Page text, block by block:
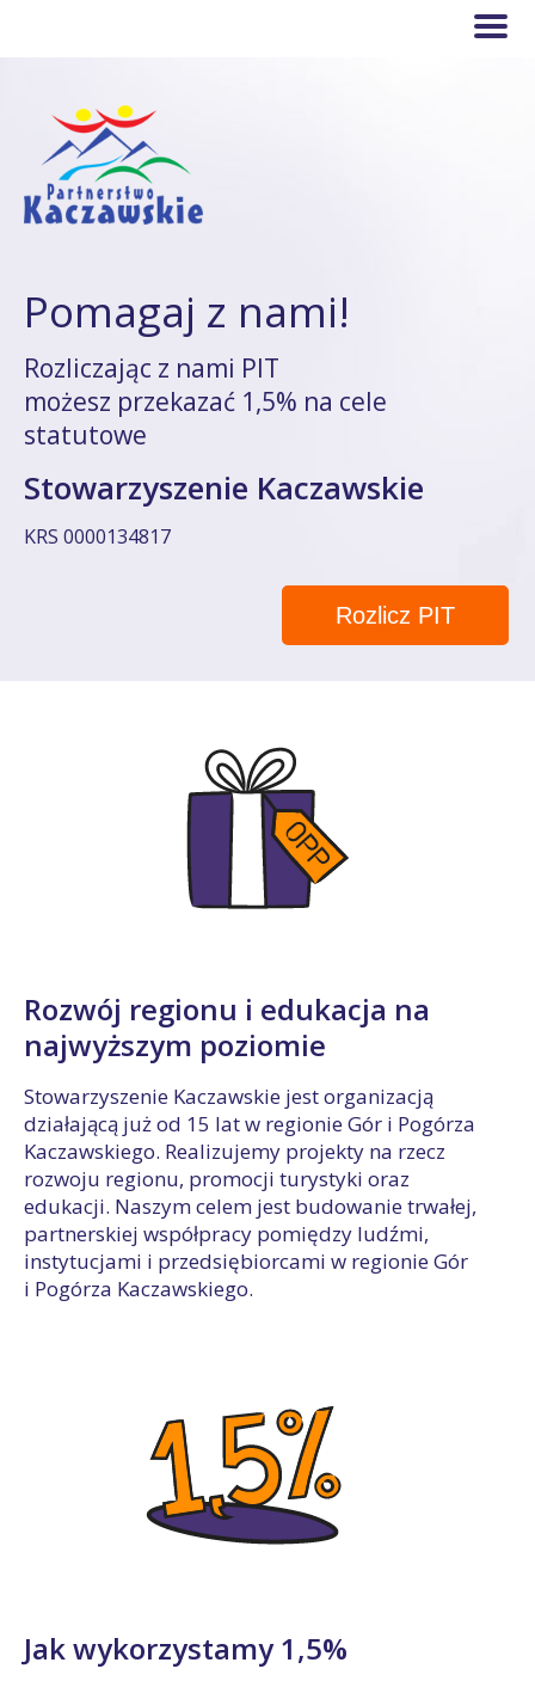
Pomagaj z nami!
Rozliczając z nami PIT
możesz przekazać 1,5% na cele
statutowe
Stowarzyszenie Kaczawskie
KRS 0000134817
Rozlicz PIT
Rozwój regionu i edukacja na
najwyższym poziomie
Stowarzyszenie Kaczawskie jest organizacją
działającą już od 15 lat w regionie Gór i Pogórza
Kaczawskiego. Realizujemy projekty na rzecz
rozwoju regionu, promocji turystyki oraz
edukacji. Naszym celem jest budowanie trwałej,
partnerskiej współpracy pomiędzy ludźmi,
instytucjami i przedsiębiorcami w regionie Gór
i Pogórza Kaczawskiego.
Jak wykorzystamy 1,5%